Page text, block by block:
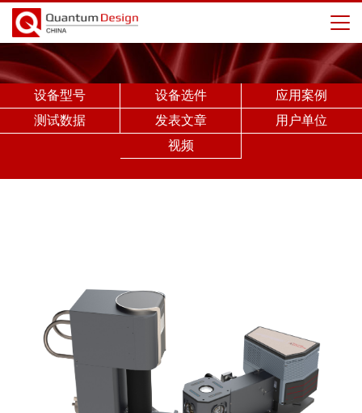
设备型号 设备选件
应用案例
测试数据
发表文章
用户单位
视频